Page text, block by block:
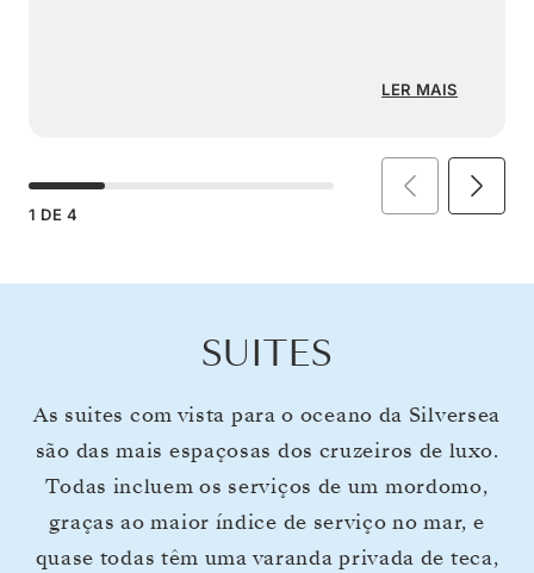
LER MAIS
1 DE 4
SUITES
As suites com vista para o oceano da Silversea
são das mais espaçosas dos cruzeiros de luxo.
Todas incluem os serviços de um mordomo,
graças ao maior índice de serviço no mar, e
quase todas têm uma varanda privada de teca,